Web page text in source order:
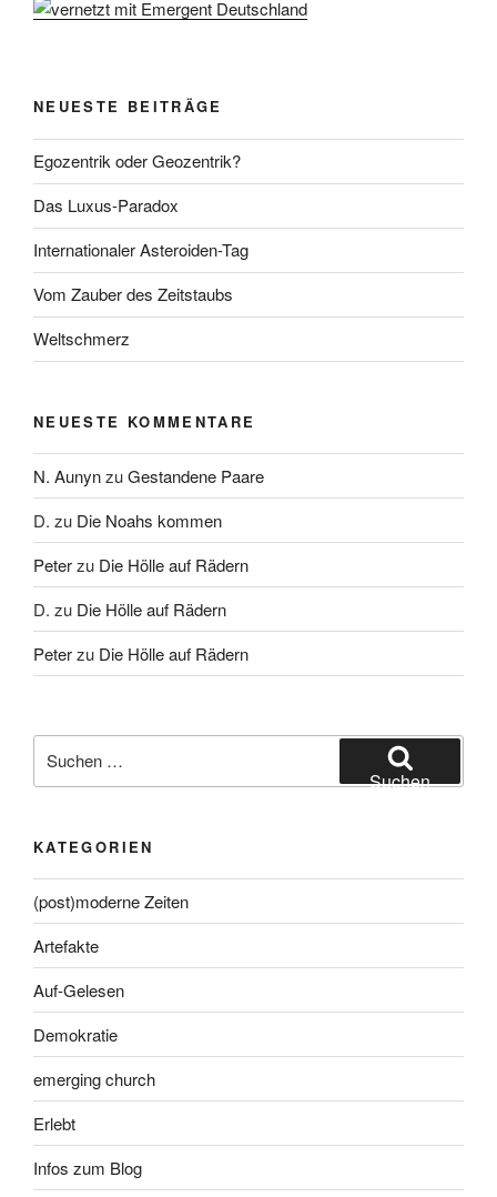
NEUESTE BEITRÄGE
Egozentrik oder Geozentrik?
Das Luxus-Paradox
Internationaler Asteroiden-Tag
Vom Zauber des Zeitstaubs
Weltschmerz
NEUESTE KOMMENTARE
N. AunynzuGestandene Paare
D. zu Die Noahs kommen
Peterzu Die Hölle auf Rädern
D. zu Die Hölle auf Rädern
Peterzu Die Hölle auf Rädern
nach:
Suchen
KATEGORIEN
(post)moderne Zeiten
Artefakte
Auf-Gelesen
Demokratie
emerging church
Erlebt
Infos zum Blog